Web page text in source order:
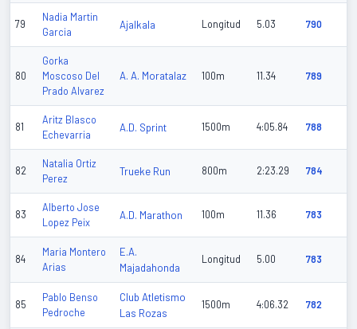
79
Nadia Martin
Garcia
Ajalkala Longitud 5.03 790
80
Gorka
Moscoso Del
Prado Alvarez
A. A. Moratalaz 100m 11.34 789
81
Aritz Blasco
Echevarria
A.D. Sprint 1500m 4:05.84 788
82
Natalia Ortiz
Perez
Trueke Run 800m 2:23.29 784
83
Alberto Jose
Lopez Peix
A.D. Marathon 100m 11.36 783
84
Maria Montero
Arias
E.A.
Majadahonda
Longitud 5.00 783
85
Pablo Benso
Pedroche
Club Atletismo
Las Rozas
1500m 4:06.32 782